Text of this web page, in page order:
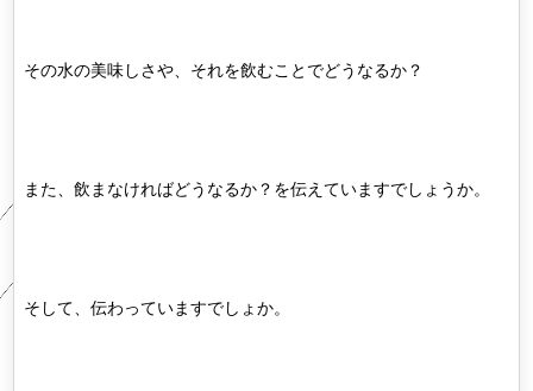
その水の美味しさや、それを飲むことでどうなるか？
また、飲まなければどうなるか？を伝えていますでしょうか。
そして、伝わっていますでしょか。